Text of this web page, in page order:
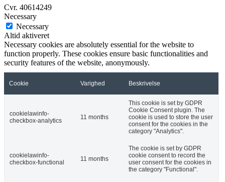
Cvr. 40614249
Necessary
Necessary
Altid aktiveret
Necessary cookies are absolutely essential for the website to
function properly. These cookies ensure basic functionalities and
security features of the website, anonymously.
Cookie Varighed Beskrivelse
cookielawinfo-
checkbox-analytics
11 months
This cookie is set by GDPR
Cookie Consent plugin. The
cookie is used to store the user
consent for the cookies in the
category "Analytics".
cookielawinfo-
checkbox-functional
11 months
The cookie is set by GDPR
cookie consent to record the
user consent for the cookies in
the category "Functional".